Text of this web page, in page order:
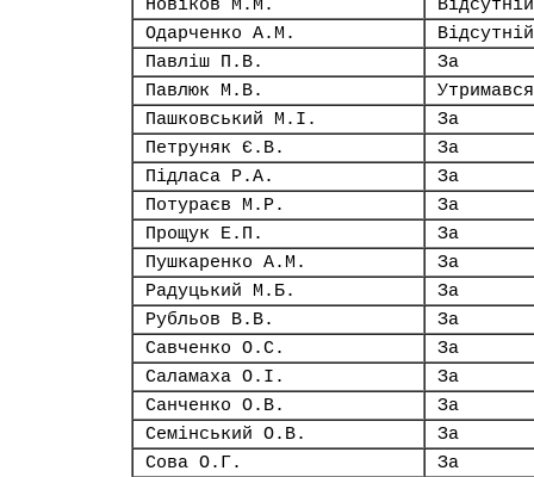
Новіков М.М.
Відсутній
Одарченко А.М.
Відсутній
Павліш П.В.
За
Павлюк М.В.
Утримався
Пашковський М.І.
За
Петруняк Є.В.
За
Підласа Р.А.
За
Потураєв М.Р.
За
Прощук Е.П.
За
Пушкаренко А.М.
За
Радуцький М.Б.
За
Рубльов В.В.
За
Савченко О.С.
За
Саламаха О.І.
За
Санченко О.В.
За
Семінський О.В.
За
Сова О.Г.
За